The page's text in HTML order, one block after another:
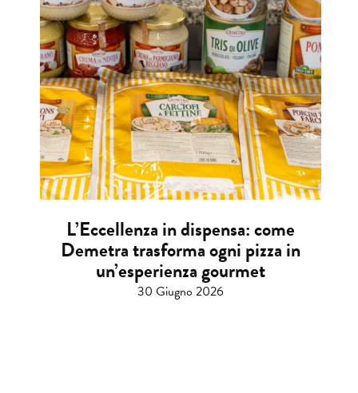
L’Eccellenza in dispensa: come
Demetra trasforma ogni pizza in
un’esperienza gourmet
30 Giugno 2026